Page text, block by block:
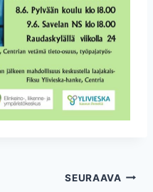
SEURAAVA